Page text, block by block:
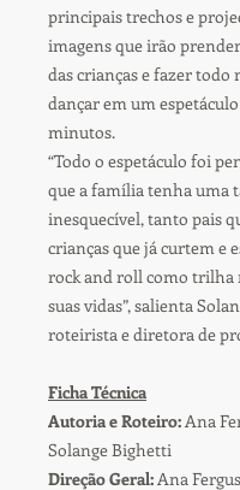
principais trechos e
imagens que irão
das crianças e fazer todo
dançar em um
minutos.
“Todo o espetáculo foi
que a família tenha uma
inesquecível, tanto pais
crianças que já curtem e
rock and roll como trilha
suas vidas”, salienta
roteirista e diretora de
Ficha Técnica
Autoria e Roteiro:Ana
Solange Bighetti
Direção Geral:Ana